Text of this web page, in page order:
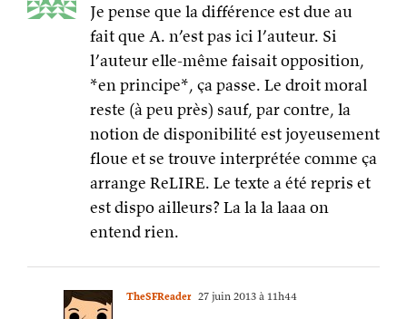
Je pense que la différence est due au
fait que A. n’est pas ici l’auteur. Si
l’auteur elle-même faisait opposition,
*en principe*, ça passe. Le droit moral
reste (à peu près) sauf, par contre, la
notion de disponibilité est joyeusement
floue et se trouve interprétée comme ça
arrange ReLIRE. Le texte a été repris et
est dispo ailleurs? La la la laaa on
entend rien.
TheSFReader 27 juin 2013 à 11h44